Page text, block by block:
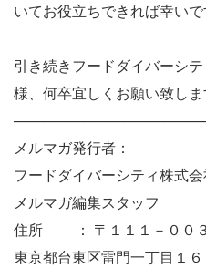
いてお役立ちできれば幸いで
引き続きフードダイバーシ
様、何卒宜しくお願い致しま
メルマガ発行者：
フードダイバーシティ株式会
メルマガ編集スタッフ
住所 ： 〒１１１－００
東京都台東区雷門一丁目１